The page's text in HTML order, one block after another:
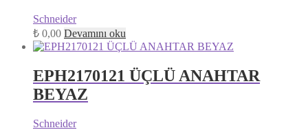
Schneider
₺ 0,00 Devamını oku
EPH2170121 ÜÇLÜ ANAHTAR
BEYAZ
Schneider